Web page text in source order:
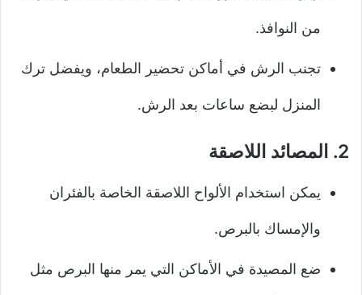
من النوافذ.
تجنب الرش في أماكن تحضير الطعام، ويفضل ترك
المنزل لبضع ساعات بعد الرش.
2. المصائد اللاصقة
يمكن استخدام الألواح اللاصقة الخاصة بالفئران
والإمساك بالبرص.
ضع المصيدة في الأماكن التي يمر منها البرص مثل